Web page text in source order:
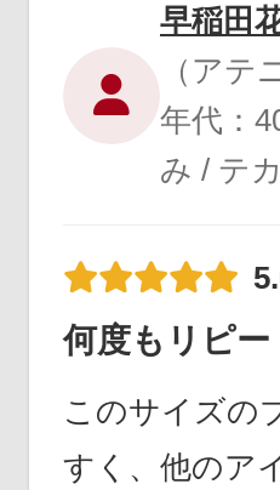
早稲田
（アテ
年代：
み / テ
何度もリピー
このサイズの
すく、他のア